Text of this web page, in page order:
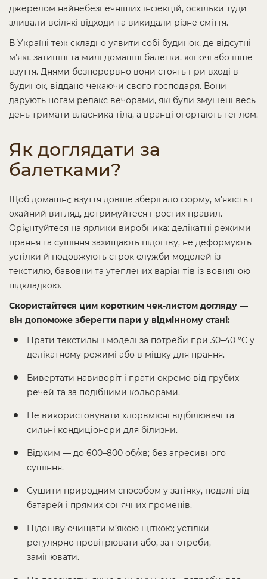
джерелом найнебезпечніших інфекцій, оскільки туди
зливали всілякі відходи та викидали різне сміття.
В Україні теж складно уявити собі будинок, де відсутні
м'які, затишні та милі домашні балетки, жіночі або інше
взуття. Днями безперервно вони стоять при вході в
будинок, віддано чекаючи свого господаря. Вони
дарують ногам релакс вечорами, які були змушені весь
день тримати власника тіла, а вранці огортають теплом.
Як доглядати за
балетками?
Щоб домашнє взуття довше зберігало форму, м’якість і
охайний вигляд, дотримуйтеся простих правил.
Орієнтуйтеся на ярлики виробника: делікатні режими
прання та сушіння захищають підошву, не деформують
устілки й подовжують строк служби моделей із
текстилю, бавовни та утеплених варіантів із вовняною
підкладкою.
Скористайтеся цим коротким чек-листом догляду —
він допоможе зберегти пари у відмінному стані:
Прати текстильні моделі за потреби при 30–40 °C у
делікатному режимі або в мішку для прання.
Вивертати навиворіт і прати окремо від грубих
речей та за подібними кольорами.
Не використовувати хлорвмісні відбілювачі та
сильні кондиціонери для білизни.
Віджим — до 600–800 об/хв; без агресивного
сушіння.
Сушити природним способом у затінку, подалі від
батарей і прямих сонячних променів.
Підошву очищати м’якою щіткою; устілки
регулярно провітрювати або, за потреби,
замінювати.